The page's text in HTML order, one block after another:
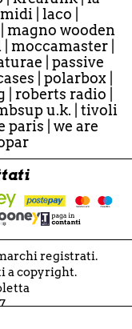
laco
magno wooden
moccamaster|
passive
polarbox
roberts radio
u.k.
tivoli
paris
we are
registrati.
a copyright.